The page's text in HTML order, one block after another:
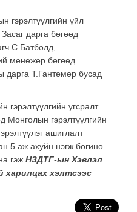
гэрэлтүүлгийн үйл
дарга бөгөөд
С.Батболд,
менежер бөгөөд
дарга Т.Гантөмөр бусад
гэрэлтүүлгийн угсралт
Монголын гэрэлтүүлгийн
ашиглалт
5 аж ахуйн нэгж богино
гэж НЗДТГ-ын Хэвлэл
харилцах хэлтсээс